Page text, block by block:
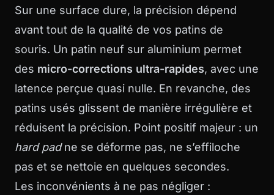
Sur une surface dure, la précision dépend
avant tout de la qualité de vos patins de
souris. Un patin neuf sur aluminium permet
des micro-corrections ultra-rapides, avec une
latence perçue quasi nulle. En revanche, des
patins usés glissent de manière irrégulière et
réduisent la précision. Point positif majeur : un
hard padne se déforme pas, ne s’effiloche
pas et se nettoie en quelques secondes.
Les inconvénients à ne pas négliger :